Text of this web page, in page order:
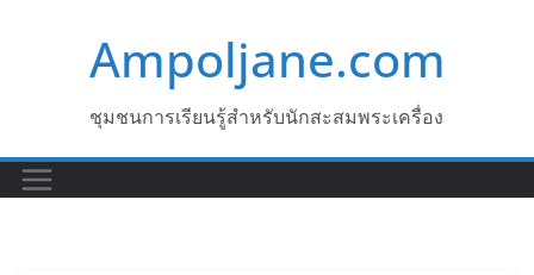
Ampoljane.com
ชุมชนการเรียนรู้สำหรับนักสะสมพระเครื่อง